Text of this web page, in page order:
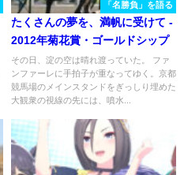
「名勝負」を語る
たくさんの夢を、満帆に受けて -
2012年菊花賞・ゴールドシップ
その日、淀の空は晴れ渡っていた。 ファ
ンファーレに手拍子が重なってゆく。京都
競馬場のメインスタンドをぎっしり埋めた
大観衆の視線の先には、噴水...